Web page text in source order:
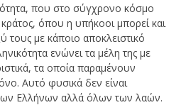
που στο σύγχρονο κόσμο
όπου η υπήκοοι μπορεί και
τους με κάποιο αποκλειστικό
ενώνει τα μέλη της με
τα οποία παραμένουν
Αυτό φυσικά δεν είναι
Ελλήνων αλλά όλων των λαών.